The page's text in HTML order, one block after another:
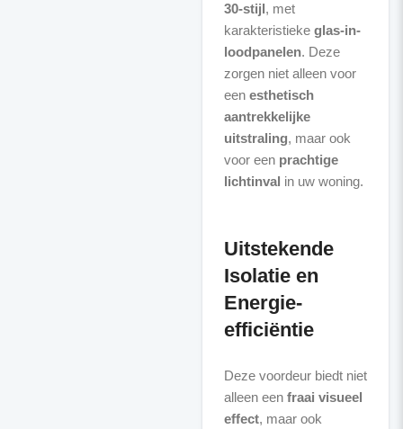
30-stijl, met
karakteristieke glas-in-
loodpanelen. Deze
zorgen niet alleen voor
een esthetisch
aantrekkelijke
uitstraling, maar ook
voor een prachtige
lichtinval in uw woning.
Uitstekende
Isolatie en
Energie-
efficiëntie
Deze voordeur biedt niet
alleen een fraai visueel
effect, maar ook